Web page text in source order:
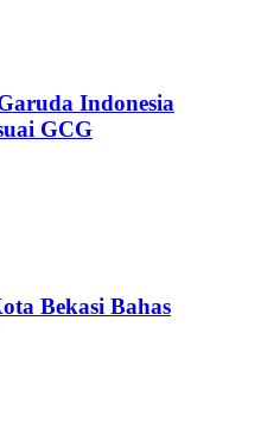
Indonesia
GCG
Bekasi Bahas